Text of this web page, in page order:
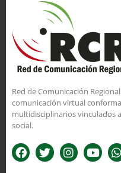
Red de Comunicación
comunicación virtual
multidisciplinarios vinculados
social.